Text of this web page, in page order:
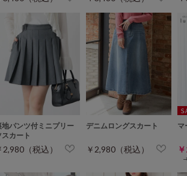
地パンツ付ミニプリー
スカート
2,980（税込）
デニムロングスカート
￥2,980（税込）
マ